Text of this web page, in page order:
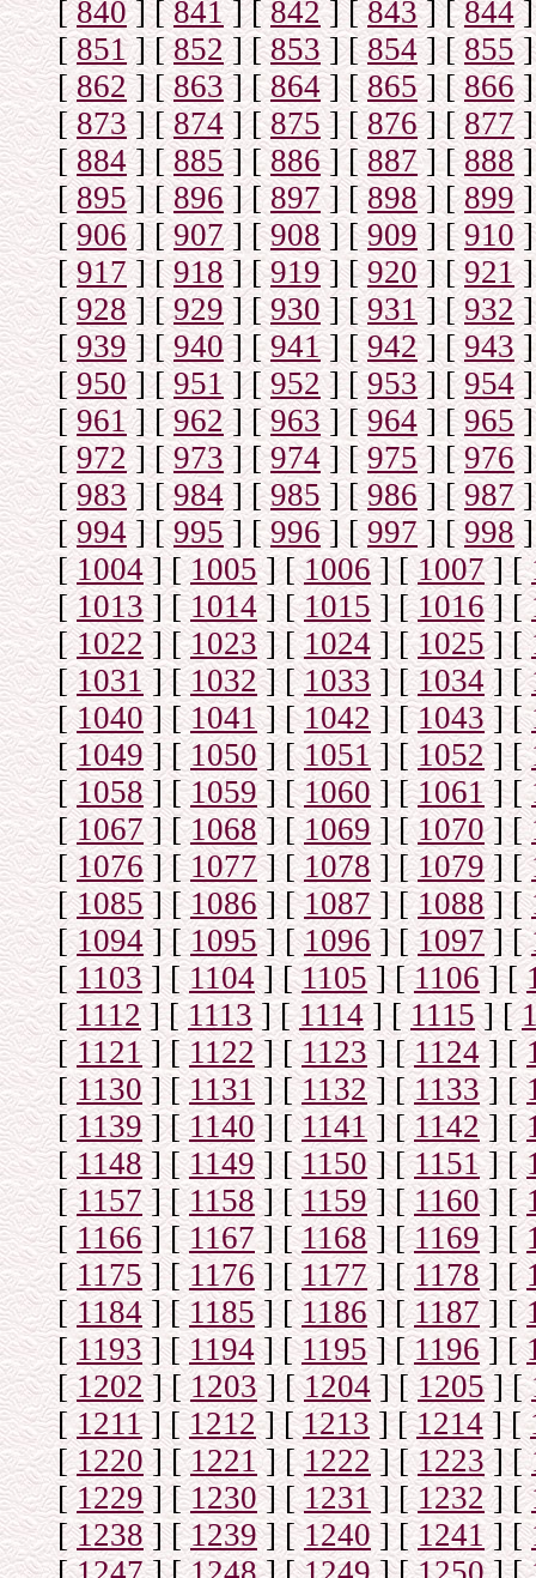
[840] [841] [842] [843] [844]
[851] [852] [853] [854] [855]
[862] [863] [864] [865] [866]
[873] [874] [875] [876] [877]
[884] [885] [886] [887] [888]
[895] [896] [897] [898] [899]
[906] [907] [908] [909] [910]
[917] [918] [919] [920] [921]
[928] [929] [930] [931] [932]
[ 939] [940] [941] [942] [943]
[950] [951] [952] [953] [954]
[961] [962] [963] [964] [965]
[972] [973] [974] [975] [976]
[983] [984] [985] [986] [987]
[994] [995] [996] [997] [998]
[1004] [1005] [1006] [1007] [
[1013] [1014] [1015 ] [1016] [
[1022] [1023] [1024] [1025] [
[1031] [1032] [1033] [1034] [
[1040] [1041] [1042] [1043] [
[1049] [1050] [1051] [1052] [
[1058] [1059] [1060] [1061] [
[1067] [1068] [1069] [1070] [
[1076] [1077] [1078] [1079] [
[1085] [1086] [1087] [1088] [
[1094] [1095] [1096] [1097] [
[1103] [1104] [1105] [1106] [
[1112] [1113] [ 1114] [1115] [
[1121] [1122] [1123] [1124] [
[1130] [1131] [1132] [1133] [
[1139] [1140] [1141] [1142] [
[1148] [1149] [1150] [1151] [
[1157] [1158] [1159] [1160] [
[1166] [1167] [1168] [1169] [
[1175] [1176] [1177] [1178] [
[1184] [1185] [1186] [1187] [
[1193] [1194] [1195] [1196] [
[1202] [1203] [1204] [1205] [
[1211] [1212] [1213] [1214] [
[1220] [1221] [1222] [1223] [
[1229] [1230] [1231 ] [1232] [
[1238] [1239] [1240] [1241] [